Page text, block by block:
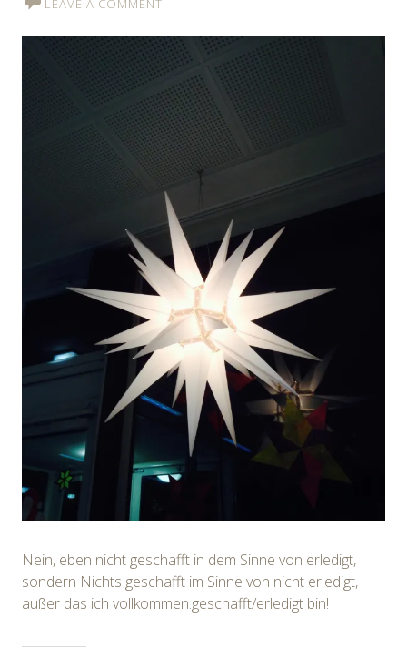
LEAVE A COMMENT
Nein, eben nicht geschafft in dem Sinne von erledigt,
sondern Nichts geschafft im Sinne von nicht erledigt,
außer das ich vollkommen.geschafft/erledigt bin!